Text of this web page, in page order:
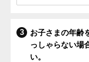
お子さまの年齢
っしゃらない場
い。